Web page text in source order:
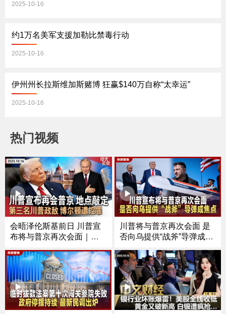
2025-10-16
约1万名美军支援加勒比禁毒行动
2025-10-16
伊州州长拉斯维加斯赌博 狂赢$140万自称“太幸运”
2025-10-16
热门视频
会晤泽伦斯基前日 川普宣
布将与普京再次会面｜芝
官对ICE特工下新命令｜第
三名川普政敌 前国安顾问
博尔顿遭控罪｜涉下药侵
犯多人 南加大中国留学生
被起诉《中文正点》25.10.
16
川普将与普京再次会面 是
否向乌提供“战斧”导弹成焦